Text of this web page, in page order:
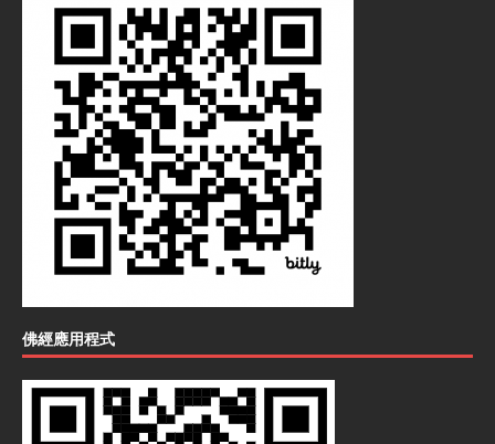
佛經應用程式